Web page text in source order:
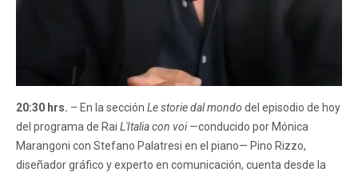
20:30 hrs. – En la sección Le storie dal mondo del episodio de hoy
del programa de Rai L'Italia con voi—conducido por Mónica
Marangoni con Stefano Palatresi en el piano— Pino Rizzo,
diseñador gráfico y experto en comunicación, cuenta desde la